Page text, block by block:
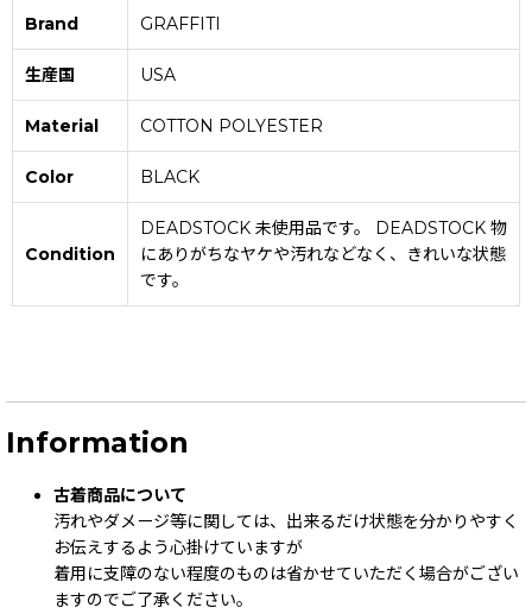
Brand GRAFFITI
生産国 USA
Material COTTON POLYESTER
Color BLACK
Condition
DEADSTOCK 未使用品です。 DEADSTOCK 物
にありがちなヤケや汚れなどなく、きれいな状態
です。
Information
古着商品について
汚れやダメージ等に関しては、出来るだけ状態を分かりやすく
お伝えするよう心掛けていますが
着用に支障のない程度のものは省かせていただく場合がござい
ますのでご了承ください。